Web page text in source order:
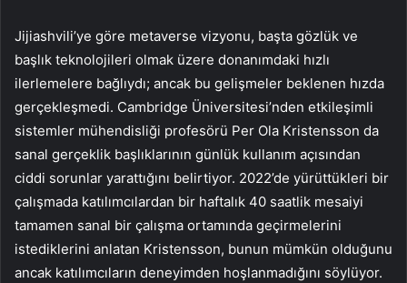
Jijiashvili’ye göre metaverse vizyonu, başta gözlük ve
başlık teknolojileri olmak üzere donanımdaki hızlı
ilerlemelere bağlıydı; ancak bu gelişmeler beklenen hızda
gerçekleşmedi. Cambridge Üniversitesi’nden etkileşimli
sistemler mühendisliği profesörü Per Ola Kristensson da
sanal gerçeklik başlıklarının günlük kullanım açısından
ciddi sorunlar yarattığını belirtiyor. 2022’de yürüttükleri bir
çalışmada katılımcılardan bir haftalık 40 saatlik mesaiyi
tamamen sanal bir çalışma ortamında geçirmelerini
istediklerini anlatan Kristensson, bunun mümkün olduğunu
ancak katılımcıların deneyimden hoşlanmadığını söylüyor.